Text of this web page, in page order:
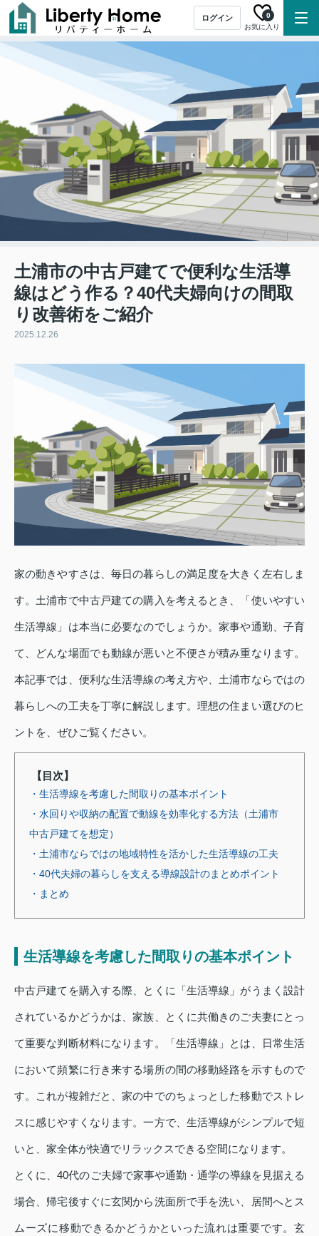
ログイン
お気に入り
0
土浦市の中古戸建てで便利な生活導
線はどう作る？40代夫婦向けの間取
り改善術をご紹介
2025.12.26
家の動きやすさは、毎日の暮らしの満足度を大きく左右しま
す。土浦市で中古戸建ての購入を考えるとき、「使いやすい
生活導線」は本当に必要なのでしょうか。家事や通勤、子育
て、どんな場面でも動線が悪いと不便さが積み重なります。
本記事では、便利な生活導線の考え方や、土浦市ならではの
暮らしへの工夫を丁寧に解説します。理想の住まい選びのヒ
ントを、ぜひご覧ください。
【目次】
・生活導線を考慮した間取りの基本ポイント
・水回りや収納の配置で動線を効率化する方法（土浦市
中古戸建てを想定）
・土浦市ならではの地域特性を活かした生活導線の工夫
・40代夫婦の暮らしを支える導線設計のまとめポイント
・まとめ
生活導線を考慮した間取りの基本ポイント
中古戸建てを購入する際、とくに「生活導線」がうまく設計
されているかどうかは、家族、とくに共働きのご夫妻にとっ
て重要な判断材料になります。「生活導線」とは、日常生活
において頻繁に行き来する場所の間の移動経路を示すもので
す。これが複雑だと、家の中でのちょっとした移動でストレ
スに感じやすくなります。一方で、生活導線がシンプルで短
いと、家全体が快適でリラックスできる空間になります。
とくに、40代のご夫婦で家事や通勤・通学の導線を見据える
場合、帰宅後すぐに玄関から洗面所で手を洗い、居間へとス
ムーズに移動できるかどうかといった流れは重要です。玄